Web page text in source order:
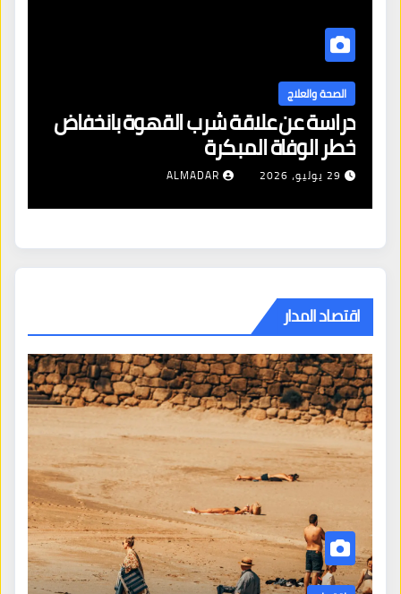
الصحة والعلاج
دراسة عن علاقة شرب القهوة بانخفاض
خطر الوفاة المبكرة
29 يوليو، 2026 ALMADAR
اقتصاد المدار